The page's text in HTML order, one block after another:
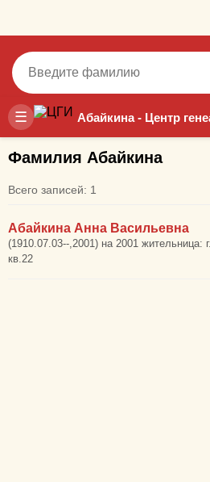
☰ Точный
Фамилия Абайкина
Всего записей: 1
Абайкина Анна Васильевна
(1910.07.03--,2001) на 2001 жительница:
кв.22